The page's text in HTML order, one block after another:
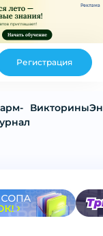
Реклама
Регистрация
Викторины